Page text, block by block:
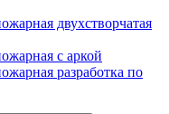
двухстворчатая
с аркой
разработка по